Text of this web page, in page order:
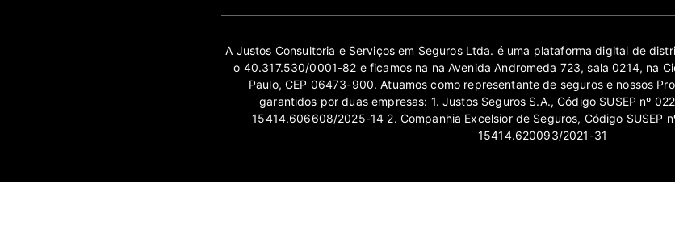
A Justos Consultoria e Serviços em Seguros Ltda. é uma plataforma digital de
o 40.317.530/0001-82 e ficamos na na Avenida Andromeda 723, sala 0214, na
Paulo, CEP 06473-900. Atuamos como representante de seguros e nossos
garantidos por duas empresas: 1. Justos Seguros S.A., Código SUSEP nº
15414.606608/2025-14 2. Companhia Excelsior de Seguros, Código SUSEP
15414.620093/2021-31